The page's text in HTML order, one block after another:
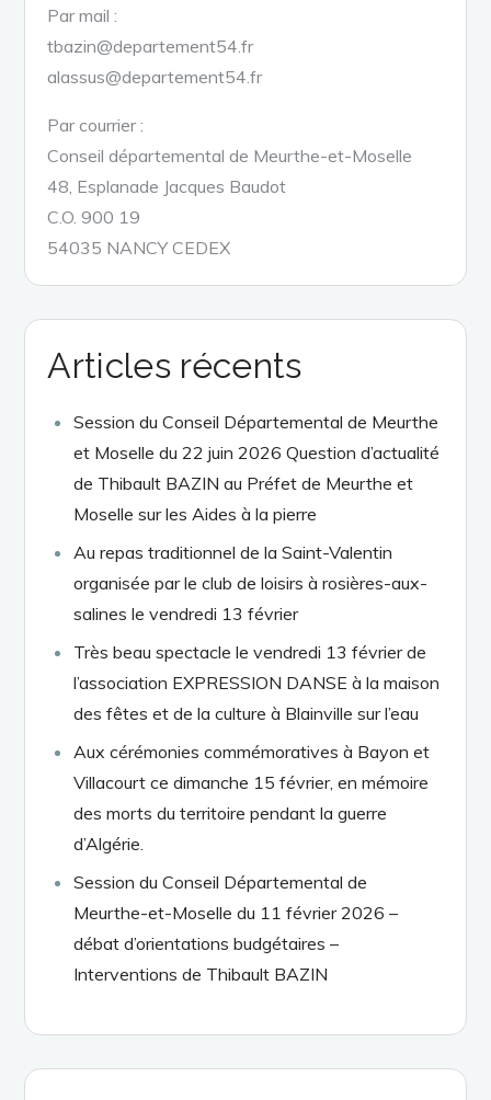
Par mail :
tbazin@departement54.fr
alassus@departement54.fr
Par courrier :
Conseil départemental de Meurthe-et-Moselle
48, Esplanade Jacques Baudot
C.O. 900 19
54035 NANCY CEDEX
Articles récents
Session du Conseil Départemental de Meurthe
et Moselle du 22 juin 2026 Question d’actualité
de Thibault BAZIN au Préfet de Meurthe et
Moselle sur les Aides à la pierre
Au repas traditionnel de la Saint-Valentin
organisée par le club de loisirs à rosières-aux-
salines le vendredi 13 février
Très beau spectacle le vendredi 13 février de
l’association EXPRESSION DANSE à la maison
des fêtes et de la culture à Blainville sur l’eau
Aux cérémonies commémoratives à Bayon et
Villacourt ce dimanche 15 février, en mémoire
des morts du territoire pendant la guerre
d’Algérie.
Session du Conseil Départemental de
Meurthe-et-Moselle du 11 février 2026 –
débat d’orientations budgétaires –
Interventions de Thibault BAZIN